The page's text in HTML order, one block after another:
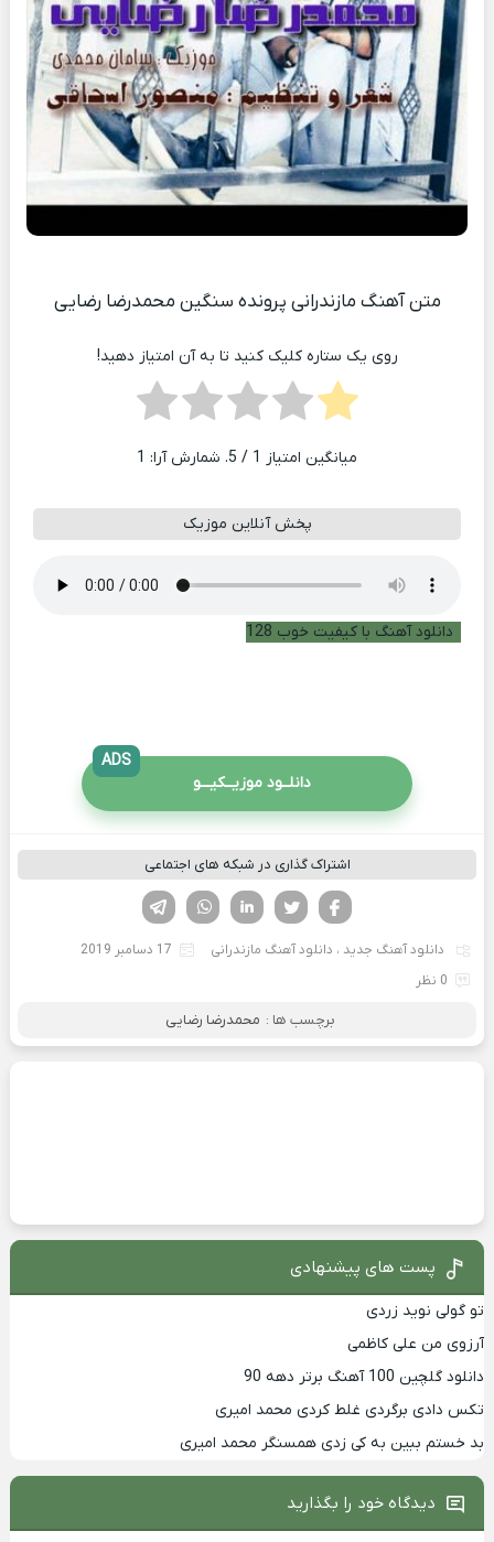
متن آهنگ مازندرانی پرونده سنگین محمدرضا رضایی
روی یک ستاره کلیک کنید تا به آن امتیاز دهید!
میانگین امتیاز 1 / 5. شمارش آرا: 1
پخش آنلاین موزیک
دانلود آهنگ با کیفیت خوب 128
دانلــود موزیــکیـــو
ADS
اشتراک گذاری در شبکه های اجتماعی
لینکدین تویتر
فیسوک
دانلود آهنگ جدید ، دانلود آهنگ مازندرانی
17 دسامبر 2019
0 نظر
برچسب ها : محمدرضا رضایی
پست های پیشنهادی
تو گولی نوید زردی
آرزوی من علی کاظمی
دانلود گلچین 100 آهنگ برتر دهه 90
تکس دادی برگردی غلط کردی محمد امیری
بد خستم ببین به کی زدی همسنگر محمد امیری
دیدگاه خود را بگذارید